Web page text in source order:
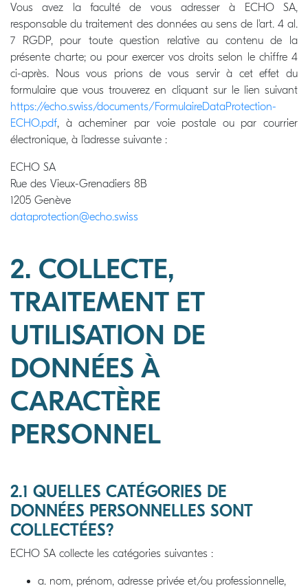
Vous avez la faculté de vous adresser à ECHO SA,
responsable du traitement des données au sens de l'art. 4 al.
7 RGDP, pour toute question relative au contenu de la
présente charte; ou pour exercer vos droits selon le chiffre 4
ci-après. Nous vous prions de vous servir à cet effet du
formulaire que vous trouverez en cliquant sur le lien suivant
https://echo.swiss/documents/FormulaireDataProtection-
ECHO.pdf, à acheminer par voie postale ou par courrier
électronique, à l'adresse suivante :
ECHO SA
Rue des Vieux-Grenadiers 8B
1205 Genève
dataprotection@echo.swiss
2. COLLECTE,
TRAITEMENT ET
UTILISATION DE
DONNÉES À
CARACTÈRE
PERSONNEL
2.1 QUELLES CATÉGORIES DE
DONNÉES PERSONNELLES SONT
COLLECTÉES?
ECHO SA collecte les catégories suivantes :
a. nom, prénom, adresse privée et/ou professionnelle,